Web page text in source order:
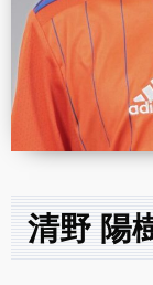
清野 陽